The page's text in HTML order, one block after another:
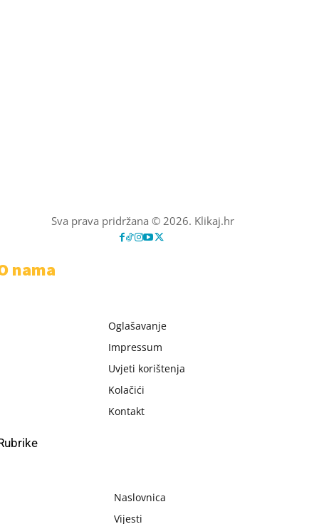
Sva prava pridržana © 2026. Klikaj.hr
nama
Oglašavanje
Impressum
Uvjeti korištenja
Kolačići
Kontakt
Naslovnica
Vijesti